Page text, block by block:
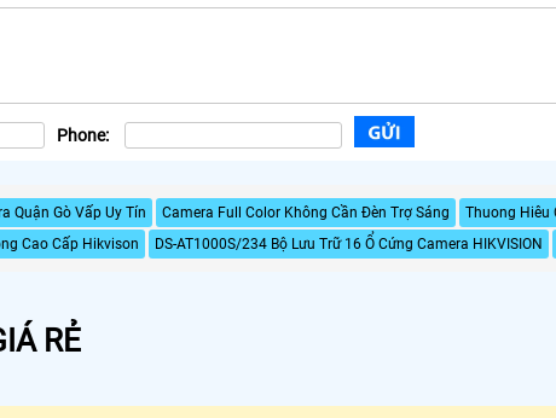
Phone:
Quận Gò Vấp Uy Tín Camera Full Color Không Cần Đèn Trợ Sáng Thuong Hiêu
Cao Cấp Hikvison DS-AT1000S/234 Bộ Lưu Trữ 16 Ổ Cứng Camera HIKVISION
RẺ